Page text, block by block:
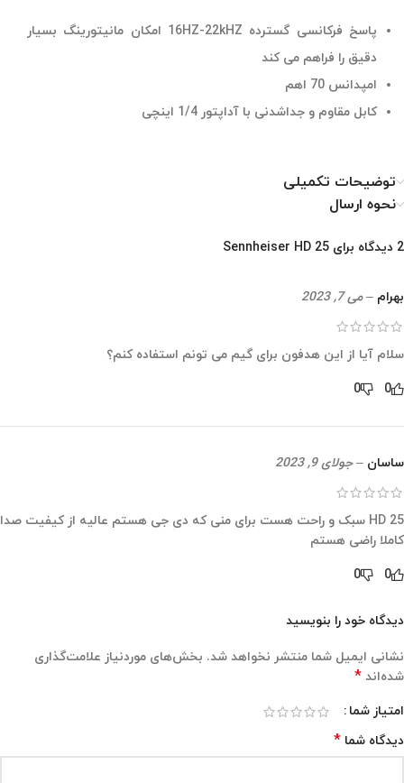
پاسخ فرکانسی گسترده 16HZ-22kHZ امکان مانیتورینگ بسیار
دقیق را فراهم می کند
امپدانس 70 اهم
کابل مقاوم و جداشدنی با آداپتور 1/4 اینچی
توضیحات تکمیلی
نحوه ارسال
2 دیدگاه برای Sennheiser HD 25
بهرام – می 7, 2023
سلام آیا از این هدفون برای گیم می تونم استفاده کنم؟
0
0
ساسان – جولای 9, 2023
HD 25 سبک و راحت هست برای منی که دی جی هستم عالیه از کیفیت صدا
کاملا راضی هستم
0
0
دیدگاه خود را بنویسید
نشانی ایمیل شما منتشر نخواهد شد. بخش‌های موردنیاز علامت‌گذاری
شده‌اند *
امتیاز شما
دیدگاه شما *